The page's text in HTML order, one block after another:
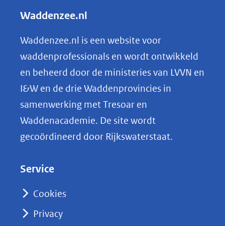
e
n
o
p
k
e
Waddenzee.nl
Waddenzee.nl is een website voor
waddenprofessionals en wordt ontwikkeld
en beheerd door de ministeries van LVVN en
I&W en de drie Waddenprovincies in
samenwerking met Tresoar en
Waddenacademie. De site wordt
gecoördineerd door Rijkswaterstaat.
Service
Cookies
Privacy